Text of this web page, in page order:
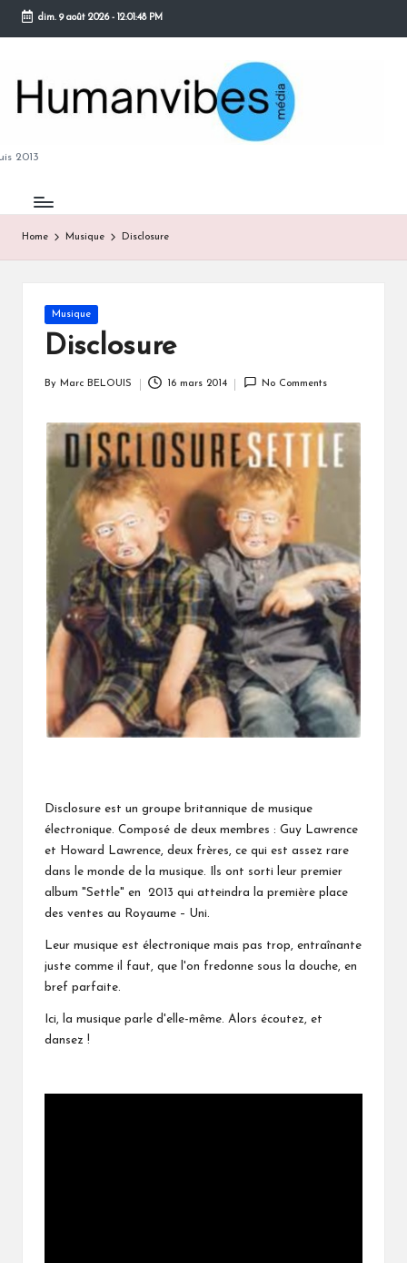
Skip
content
dim. 9 août 2026- 12:01:49 PM
2013
Home Musique Disclosure
Posted
in
Musique
Disclosure
By Marc BELOUIS 16 mars 2014 No Comments
Disclosure est un groupe britannique de musique
électronique. Composé de deux membres : Guy Lawrence
et Howard Lawrence, deux frères, ce qui est assez rare
dans le monde de la musique. Ils ont sorti leur premier
album "Settle" en 2013 qui atteindra la première place
des ventes au Royaume – Uni.
Leur musique est électronique mais pas trop, entraînante
juste comme il faut, que l'on fredonne sous la douche, en
bref parfaite.
Ici, la musique parle d'elle-même. Alors écoutez, et
dansez !